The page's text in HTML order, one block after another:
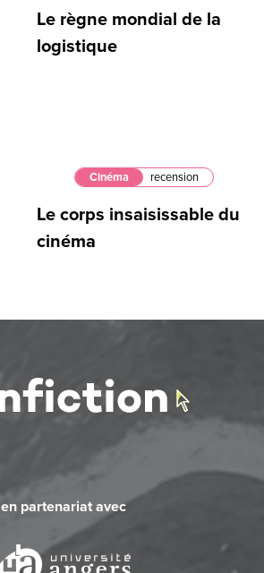
Le règne mondial de la
logistique
Cinéma recension
Le corps insaisissable du
cinéma
en partenariat avec